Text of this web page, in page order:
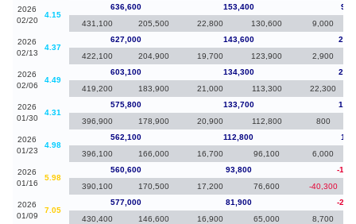
2026
02/20
4.15
636,600 153,400
431,100
205,500 22,800 130,600 9,000
2026
02/13
4.37
627,000 143,600
422,100
204,900 19,700 123,900 2,900
2026
02/06
4.49
603,100 134,300
419,200
183,900 21,000 113,300 22,300
2026
01/30
4.31
575,800 133,700
396,900
178,900 20,900 112,800 800
2026
01/23
4.98
562,100 112,800
396,100
166,000 16,700 96,100 6,000
2026
01/16
5.98
560,600 93,800
-
390,100
170,500 17,200 76,600 -40,300
2026
01/09
7.05
577,000 81,900
-
430,400
146,600 16,900 65,000 8,700